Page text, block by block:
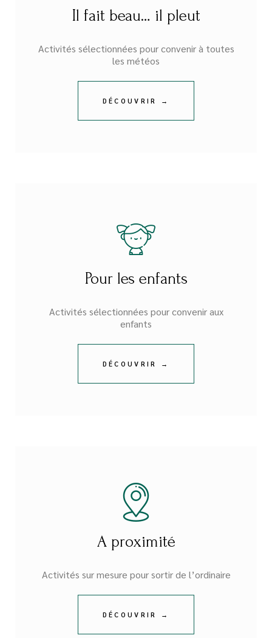
Il fait beau… il pleut
Activités sélectionnées pour convenir à toutes
les météos
DÉCOUVRIR →
Pour les enfants
Activités sélectionnées pour convenir aux
enfants
DÉCOUVRIR →
A proximité
Activités sur mesure pour sortir de l’ordinaire
DÉCOUVRIR →